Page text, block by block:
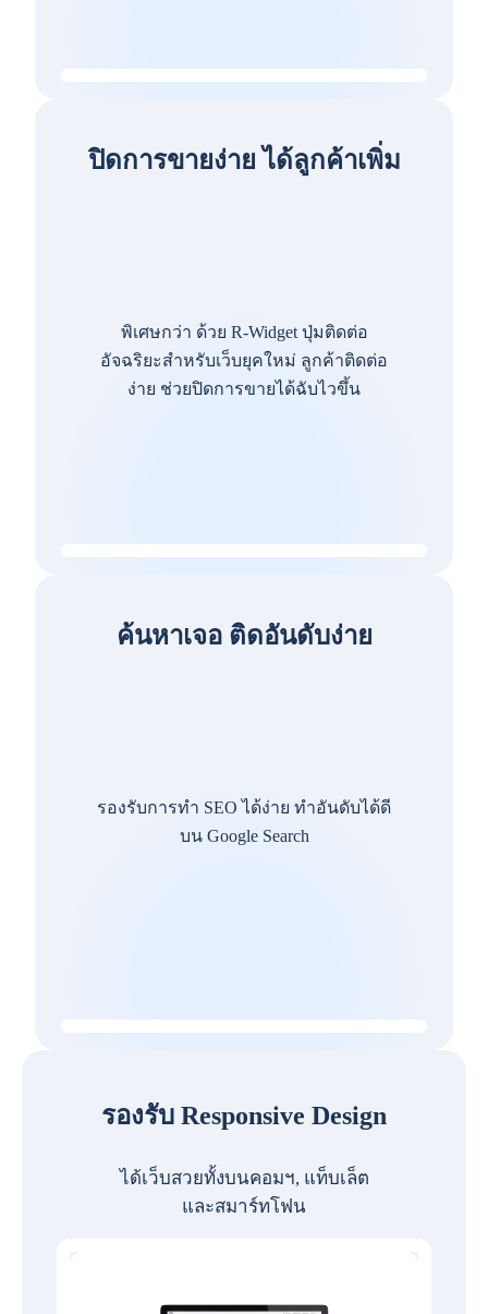
ปิดการขายง่าย ได้ลูกค้าเพิ่ม
พิเศษกว่า ด้วย R-Widget ปุ่มติดต่อ
อัจฉริยะสำหรับเว็บยุคใหม่ ลูกค้าติดต่อ
ง่าย ช่วยปิดการขายได้ฉับไวขึ้น
ค้นหาเจอ ติดอันดับง่าย
รองรับการทำ SEO ได้ง่าย ทำอันดับได้ดี
บน Google Search
รองรับ Responsive Design
ได้เว็บสวยทั้งบนคอมฯ, แท็บเล็ต
และสมาร์ทโฟน